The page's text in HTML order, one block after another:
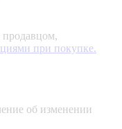
продавцом,
при покупке.
об изменении